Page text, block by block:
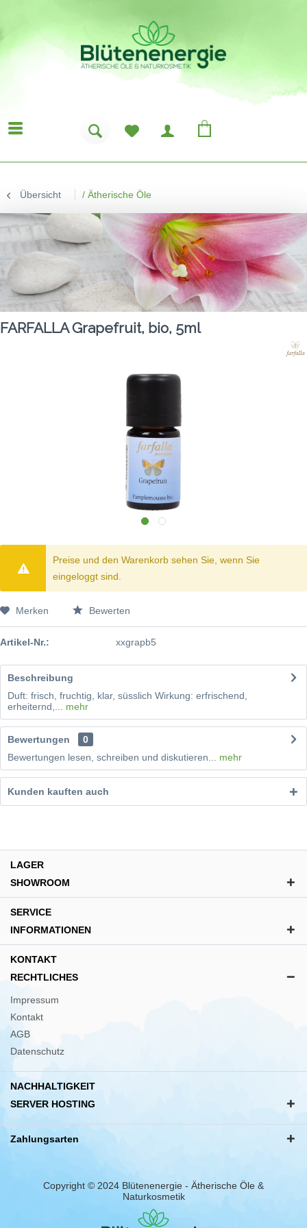
Übersicht / Ätherische Öle
FARFALLA Grapefruit, bio, 5ml
Preise und den Warenkorb sehen Sie, wenn Sie
eingeloggt sind.
Merken Bewerten
Artikel-Nr.: xxgrapb5
Beschreibung
Duft: frisch, fruchtig, klar, süsslich Wirkung: erfrischend,
erheiternd,... mehr
Bewertungen
0
Bewertungen lesen, schreiben und diskutieren... mehr
Kunden kauften auch
LAGER
SHOWROOM
SERVICE
INFORMATIONEN
KONTAKT
RECHTLICHES
Impressum
Kontakt
AGB
Datenschutz
NACHHALTIGKEIT
SERVER HOSTING
Zahlungsarten
Copyright © 2024 Blütenenergie - Ätherische Öle &
Naturkosmetik